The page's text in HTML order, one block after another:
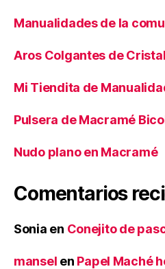
Manualidades de la
Aros Colgantes de Cristal
Mi Tiendita de
Pulsera de Macramé
Nudo plano en Macramé
Comentarios
Sonia en Conejito de
mansel en Papel Maché